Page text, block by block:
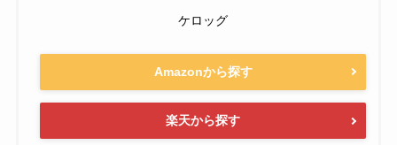
ケロッグ
Amazonから探す
楽天から探す